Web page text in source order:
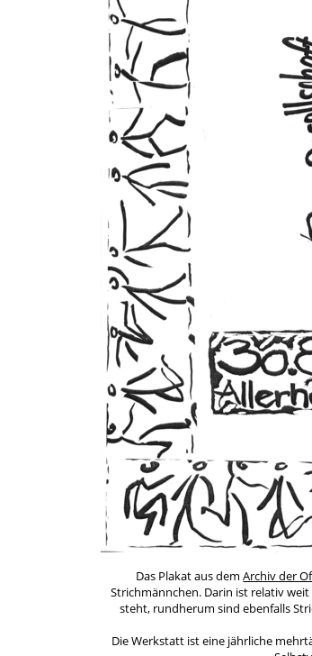
Das Plakat aus demArchiv der
Strichmännchen. Darin ist relativ
steht, rundherum sind ebenfalls
Die Werkstatt ist eine jährliche